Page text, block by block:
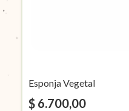
Esponja Vegetal
$ 6.700,00